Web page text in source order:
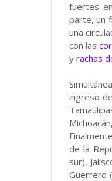
fuertes
parte, un
una
con las
y rachas
ingreso
de la
sur),
Guerrero